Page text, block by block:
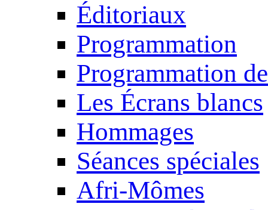
Éditoriaux
Programmation
Programmation
Les Écrans blancs
Hommages
Séances spéciales
Afri-Mômes